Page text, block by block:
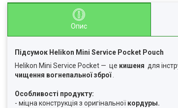
Опис
Підсумок Helikon Mini Service Pocket Pouch
Helikon Mini Service Pocket — це кишеня для
чищення вогнепальної зброї
Особливості продукту:
- міцна конструкція з оригінальної кордуры.